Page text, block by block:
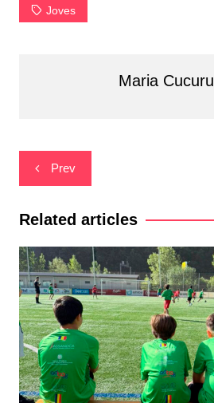
Joves
Maria Cucurull
Navegació
d'entrades
Prev
Related articles